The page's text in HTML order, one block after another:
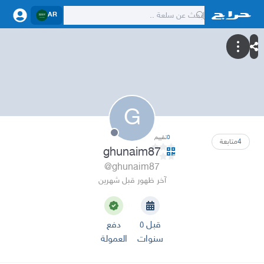
AR
G
4متابعة 0تقييم
ghunaim87
@ghunaim87
آخر ظهور قبل شهرين
قبل ٥
سنوات
دفع
العمولة